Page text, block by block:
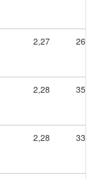
2,27 2630
2,28 3510
2,28 3330